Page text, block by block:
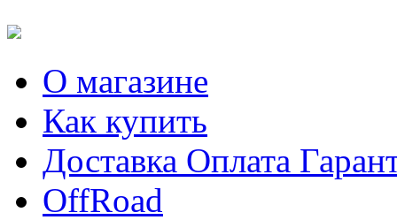
О магазине
Как купить
Доставка Оплата
OffRoad